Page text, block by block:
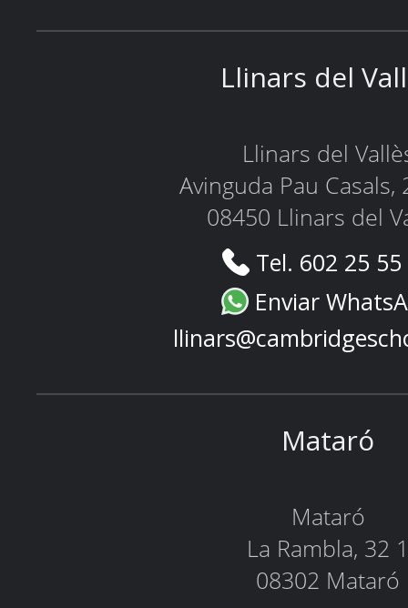
Llinars del
Llinars del
Avinguda Pau Casals,
08450 Llinars del
Tel. 602 25
Enviar
Mataró
Mataró
La Rambla, 32 1
08302 Mataró